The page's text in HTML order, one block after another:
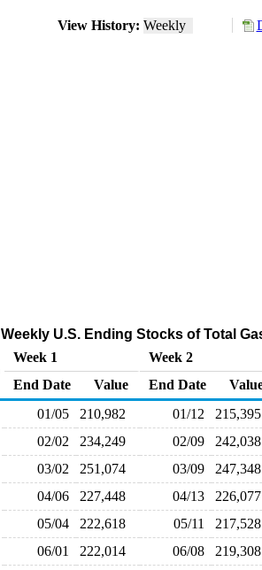
View History: Weekly
Weekly U.S. Ending Stocks of Total
Week 1
Week 2
End Date
Value End Date
01/05 210,982 01/12
02/02 234,249 02/09
03/02 251,074 03/09
04/06 227,448 04/13
05/04 222,618 05/11
06/01 222,014 06/08